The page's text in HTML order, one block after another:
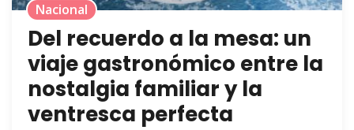
Nacional
Del recuerdo a la mesa: un
viaje gastronómico entre la
nostalgia familiar y la
ventresca perfecta